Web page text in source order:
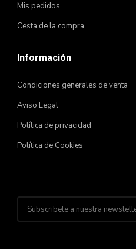
Mis pedidos
Cesta de la compra
Información
Condiciones generales de venta
Aviso Legal
Política de privacidad
Política de Cookies